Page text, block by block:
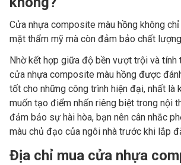
Cửa nhựa composite màu hồng không
mặt thẩm mỹ mà còn đảm bảo chất
Nhờ kết hợp giữa độ bền vượt trội và tính
cửa nhựa composite màu hồng được
tốt cho những công trình hiện đại, nhất là
muốn tạo điểm nhấn riêng biệt trong nội
đảm bảo sự hài hòa, bạn nên cân nhắc
màu chủ đạo của ngôi nhà trước khi lắp
Địa chỉ mua cửa nhựa